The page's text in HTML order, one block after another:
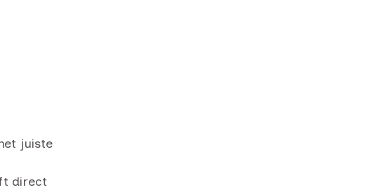
juiste
direct